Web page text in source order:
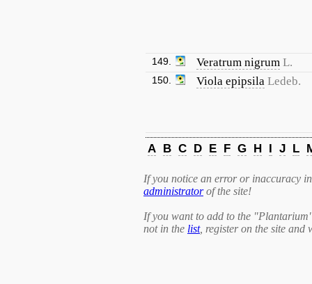
149. Veratrum nigrum L.
150. Viola epipsila Ledeb.
A B C D E F G H I J L
If you notice an error or inaccuracy
administratorof the site!
If you want to add to the
not in the list, register on the site and